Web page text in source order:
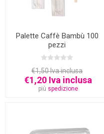
Palette Caffè Bambù 100
pezzi
€1,50 Iva inclusa
€1,20 Iva inclusa
più spedizione